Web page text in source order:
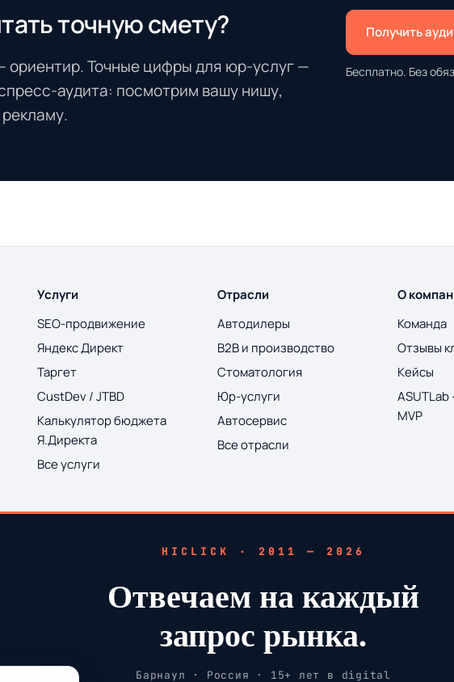
точную смету?
ориентир. Точные цифры для юр-услуг —
аудита: посмотрим вашу нишу,
Получить
Бесплатно. Без
Услуги
SEO-продвижение
Яндекс Директ
Таргет
CustDev / JTBD
Калькулятор бюджета
Я.Директа
Все услуги
Отрасли
Автодилеры
B2B и производство
Стоматология
Юр-услуги
Автосервис
Все отрасли
О
Команда
Отзывы
Кейсы
MVP
HICLICK · 2011 — 2026
Отвечаем на каждый
запрос рынка.
Барнаул · Россия · 15+ лет в digital